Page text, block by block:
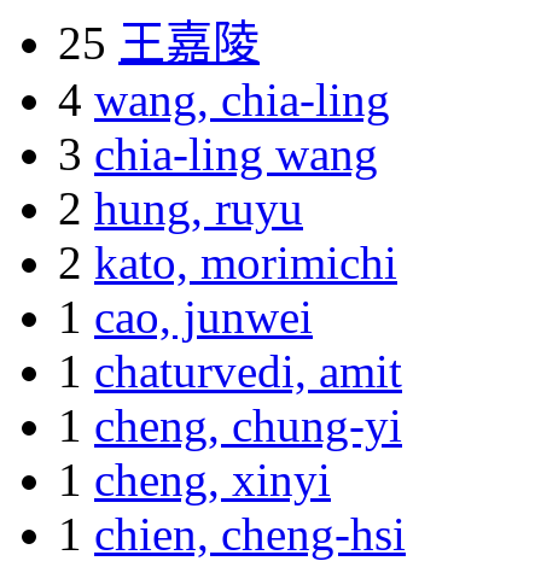
25 王嘉陵
4 wang, chia-ling
3 chia-ling wang
2 hung, ruyu
2 kato, morimichi
1 cao, junwei
1 chaturvedi, amit
1 cheng, chung-yi
1 cheng, xinyi
1 chien, cheng-hsi